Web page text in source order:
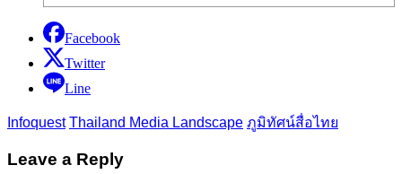
Facebook
Twitter
Line
Infoquest Thailand Media Landscape ภูมิทัศน์สื่อไทย
Leave a Reply